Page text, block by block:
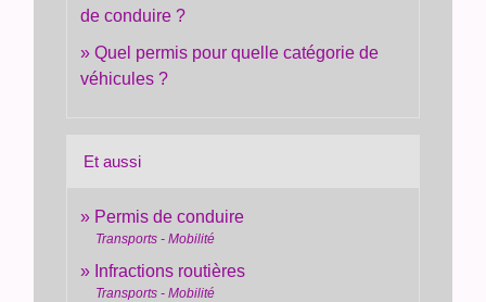
de conduire ?
Quel permis pour quelle catégorie de
véhicules ?
Et aussi
Permis de conduire
Transports - Mobilité
Infractions routières
Transports - Mobilité